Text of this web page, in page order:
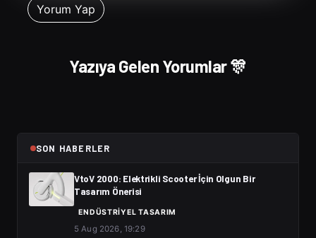
Yazıya Gelen Yorumlar 🎊
SON HABERLER
VtoV 2000: Elektrikli Scooter İçin Olgun Bir
Tasarım Önerisi
ENDÜSTRIYEL TASARIM
5 Aug 2026, 19:29